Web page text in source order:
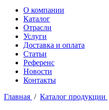
О компании
Каталог
Отрасли
Услуги
Доставка и оплата
Статьи
Референс
Новости
Контакты
Главная / Каталог продукции